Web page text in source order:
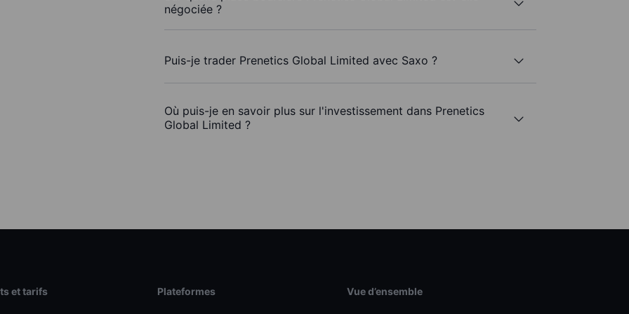
négociée ?
Puis-je trader Prenetics Global Limited avec Saxo ?
Où puis-je en savoir plus sur l'investissement dans Prenetics
Global Limited ?
et tarifs Plateformes Vue d’ensemble